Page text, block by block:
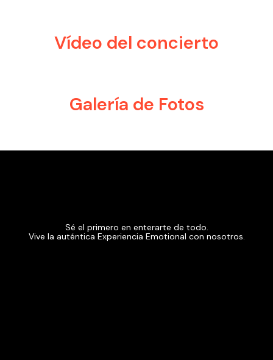
Vídeo del concierto
Galería de Fotos
Sé el primero en enterarte de todo.
Vive la auténtica Experiencia Emotional con nosotros.